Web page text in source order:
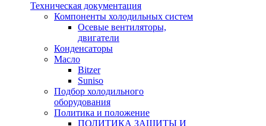
Техническая документация
Компоненты холодильных систем
Осевые вентиляторы,
двигатели
Конденсаторы
Масло
Bitzer
Suniso
Подбор холодильного
оборудования
Политика и положение
ПОЛИТИКА ЗАЩИТЫ И